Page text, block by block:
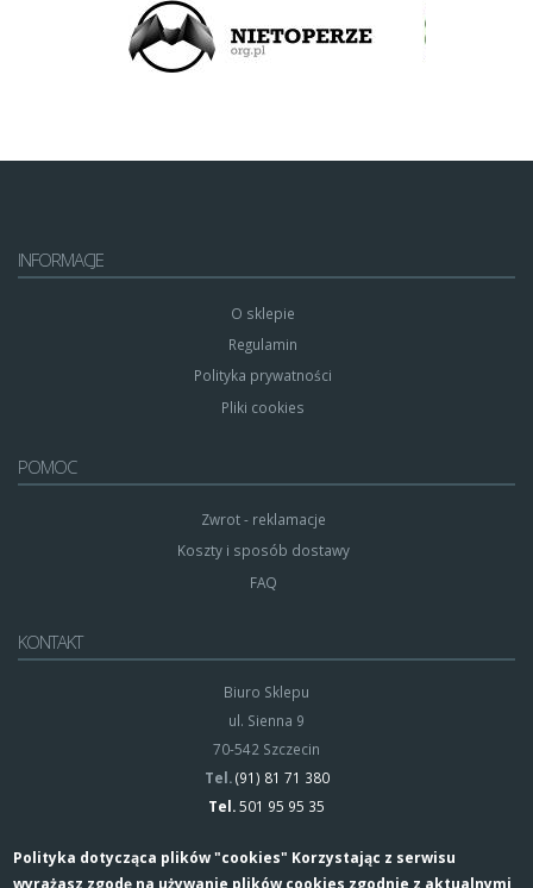
INFORMACJE
O sklepie
Regulamin
Polityka prywatności
Pliki cookies
POMOC
Zwrot - reklamacje
Koszty i sposób dostawy
FAQ
KONTAKT
Biuro Sklepu
ul. Sienna 9
70-542 Szczecin
Tel.(91) 81 71 380
Tel.501 95 95 35
Polityka dotycząca plików "cookies" Korzystając z serwisu
wyrażasz zgodę na używanie plików cookies zgodnie z aktualnymi